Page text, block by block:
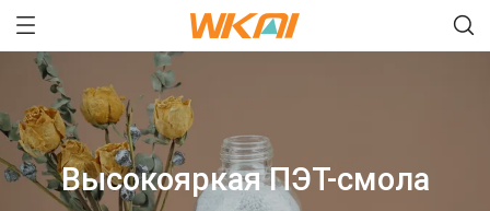
Высокояркая ПЭТ-смола